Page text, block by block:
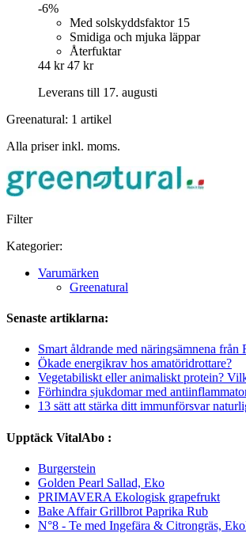
-6%
Med solskyddsfaktor 15
Smidiga och mjuka läppar
Återfuktar
44 kr 47 kr
Leverans till 17. augusti
Greenatural: 1 artikel
Alla priser inkl. moms.
Filter
Kategorier:
Varumärken
Greenatural
Senaste artiklarna:
Smart åldrande med näringsämnena från
Ökade energikrav hos amatöridrottare?
Vegetabiliskt eller animaliskt protein?
Förhindra sjukdomar med
13 sätt att stärka ditt immunförsvar
Upptäck VitalAbo :
Burgerstein
Golden Pearl Sallad, Eko
PRIMAVERA Ekologisk grapefrukt
Bake Affair Grillbrot Paprika Rub
N°8 - Te med Ingefära & Citrongräs,